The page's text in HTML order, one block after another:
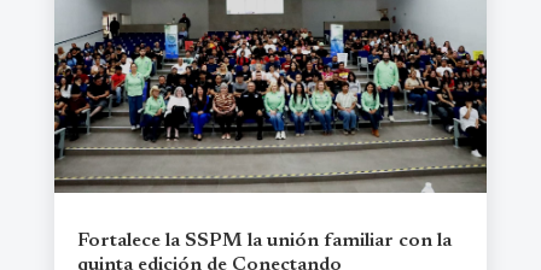
Fortalece la SSPM la unión familiar con la
quinta edición de Conectando